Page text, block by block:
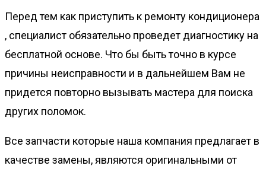
Перед тем как приступить к ремонту кондиционера
, специалист обязательно проведет диагностику на
бесплатной основе. Что бы быть точно в курсе
причины неисправности и в дальнейшем Вам не
придется повторно вызывать мастера для поиска
других поломок.
Все запчасти которые наша компания предлагает в
качестве замены, являются оригинальными от